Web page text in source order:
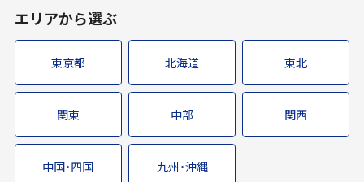
エリアから選ぶ
東京都 北海道 東北
関東 中部 関西
中国・四国 九州・沖縄